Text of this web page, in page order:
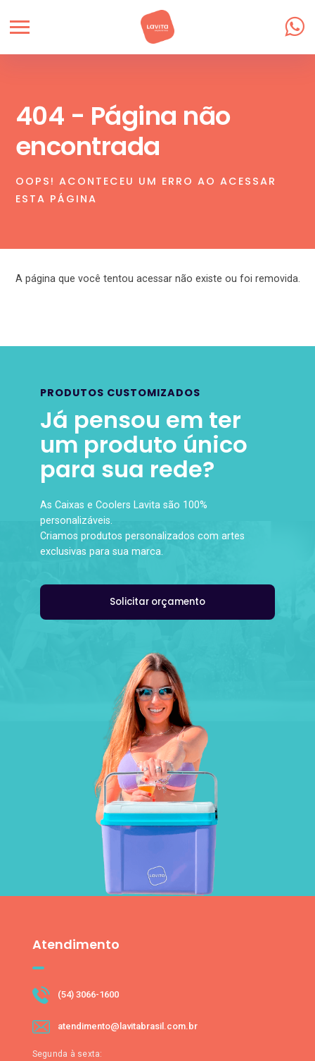
404 - Página não
encontrada
OOPS! ACONTECEU UM ERRO AO ACESSAR
ESTA PÁGINA
A página que você tentou acessar não existe ou foi removida.
PRODUTOS CUSTOMIZADOS
Já pensou em ter
um produto único
para sua rede?
As Caixas e Coolers Lavita são 100%
personalizáveis.
Criamos produtos personalizados com artes
exclusivas para sua marca.
Solicitar orçamento
Atendimento
(54) 3066-1600
atendimento@lavitabrasil.com.br
Segunda à sexta: